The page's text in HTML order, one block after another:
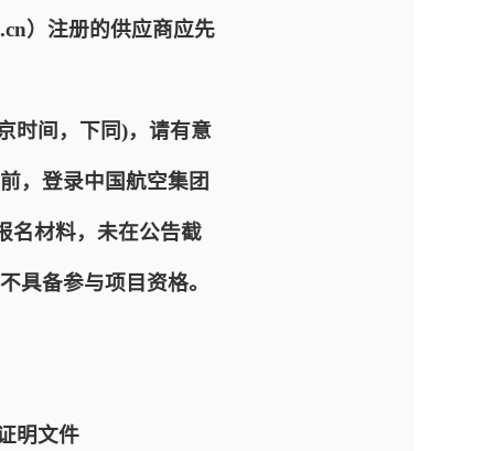
）注册的供应商应先
时间，下同)，请有意
，登录中国航空集团
名材料，未在公告截
具备参与项目资格。
明文件